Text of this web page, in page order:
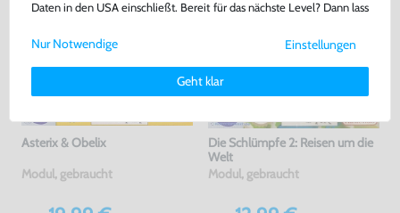
Asterix & Obelix
Modul, gebraucht
Die Schlümpfe 2: Reisen um die
Welt
Modul, gebraucht
Daten in den USA einschließt. Bereit für das nächste Level? Dann lass
Weitere Informationen zu den von uns verwendeten Cookies und
Deinen Rechten als Nutzer findest Du in unsererDaten­schutz­
Impressum.
Einstellungen
Geht klar
Nur Notwendige